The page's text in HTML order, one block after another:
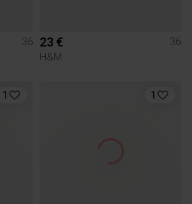
36
23 €
36
H&M
1 1